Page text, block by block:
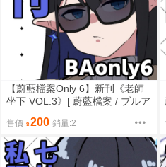
【蔚藍檔案Only 6】新刊《老師
坐下 VOL.3》[ 蔚藍檔案 / ブルア
イブ / 筑波 / 七神凜 / 博美 ]
售價 200 銷量:2